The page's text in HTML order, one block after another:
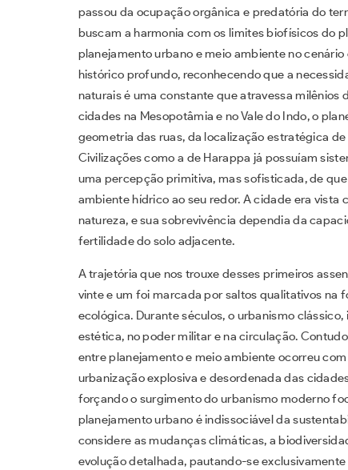
passou da ocupação orgânica e predatória do
buscam a harmonia com os limites biofísicos do
planejamento urbano e meio ambiente no
histórico profundo, reconhecendo que a
naturais é uma constante que atravessa milênios
cidades na Mesopotâmia e no Vale do Indo, o
geometria das ruas, da localização estratégica
Civilizações como a de Harappa já possuíam
uma percepção primitiva, mas sofisticada, de
ambiente hídrico ao seu redor. A cidade era
natureza, e sua sobrevivência dependia da
fertilidade do solo adjacente.
A trajetória que nos trouxe desses primeiros
vinte e um foi marcada por saltos qualitativos na
ecológica. Durante séculos, o urbanismo
estética, no poder militar e na circulação.
entre planejamento e meio ambiente ocorreu
urbanização explosiva e desordenada das
forçando o surgimento do urbanismo moderno
planejamento urbano é indissociável da
considere as mudanças climáticas, a
evolução detalhada, pautando-se